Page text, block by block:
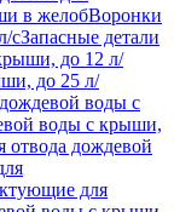
в желобВоронки
сЗапасные детали
до 12 л/
до 25 л/
воды с
воды с крыши,
отвода дождевой
для